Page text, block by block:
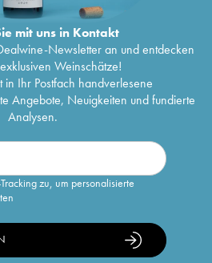
mit uns in Kontakt
Newsletter an und entdecken
Weinschätze!
in Ihr Postfach handverlesene
Angebote, Neuigkeiten und fundierte
Analysen.
zu, um personalisierte